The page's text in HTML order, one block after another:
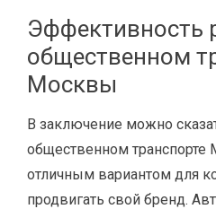
Эффективность
общественном
Москвы
В заключение можно
общественном
отличным вариантом для
продвигать свой бренд.